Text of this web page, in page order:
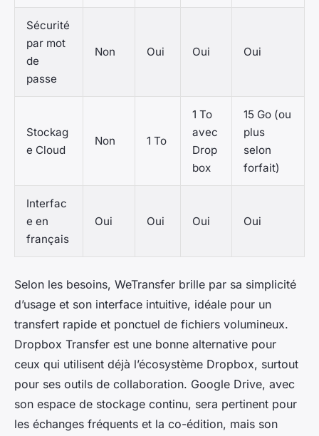
Sécurité
par mot
de
passe
Non Oui Oui Oui
Stockag
e Cloud
Non 1 To
1 To
avec
Drop
box
15 Go (ou
plus
selon
forfait)
Interfac
e en
français
Oui Oui Oui Oui
Selon les besoins, WeTransfer brille par sa simplicité
d’usage et son interface intuitive, idéale pour un
transfert rapide et ponctuel de fichiers volumineux.
Dropbox Transfer est une bonne alternative pour
ceux qui utilisent déjà l’écosystème Dropbox, surtout
pour ses outils de collaboration. Google Drive, avec
son espace de stockage continu, sera pertinent pour
les échanges fréquents et la co-édition, mais son